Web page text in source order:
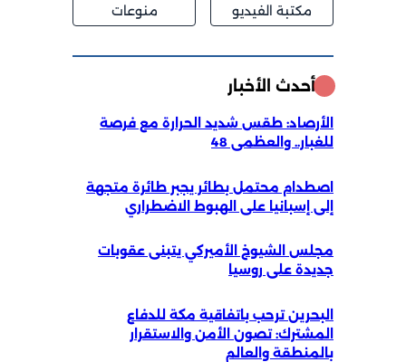
مكتبة الفيديو منوعات
أحدث الأخبار
الأرصاد: طقس شديد الحرارة مع فرصة
للغبار.. والعظمى 48
اصطدام محتمل بطائر يجبر طائرة متجهة
إلى إسبانيا على الهبوط الاضطراري
مجلس الشيوخ الأميركي يتبنى عقوبات
جديدة على روسيا
البحرين ترحب باتفاقية مكة للدفاع
المشترك: تصون الأمن والاستقرار
بالمنطقة والعالم